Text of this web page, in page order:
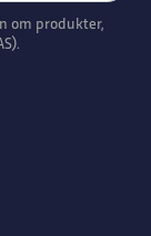
om produkter,